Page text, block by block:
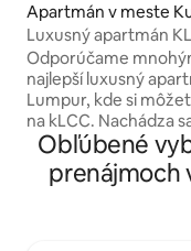
Apartmán v meste
ur
Luxusný apartmán
minúty chôdze od
Odporúčame
najlepší luxusný
Lumpur, kde si
na kLCC. Nachádza
5-hviezdičkovým
pool jacuzzi s
Moderný dizajnový
Obľúbené
prenájmoch